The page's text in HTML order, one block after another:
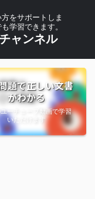
をサポートしま
学習できます。
ャンネル
題で正しい文書
がわかる
ーチューブ動画で学習
いただけます